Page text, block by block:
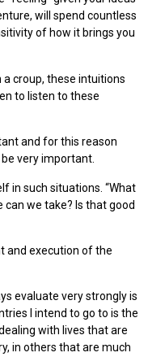
will spend countless
of how it brings you
croup, these intuitions
to listen to these
and for this reason
very important.
in such situations. “What
we take? Is that good
and execution of the
evaluate very strongly is
I intend to go to is the
with lives that are
in others that are much